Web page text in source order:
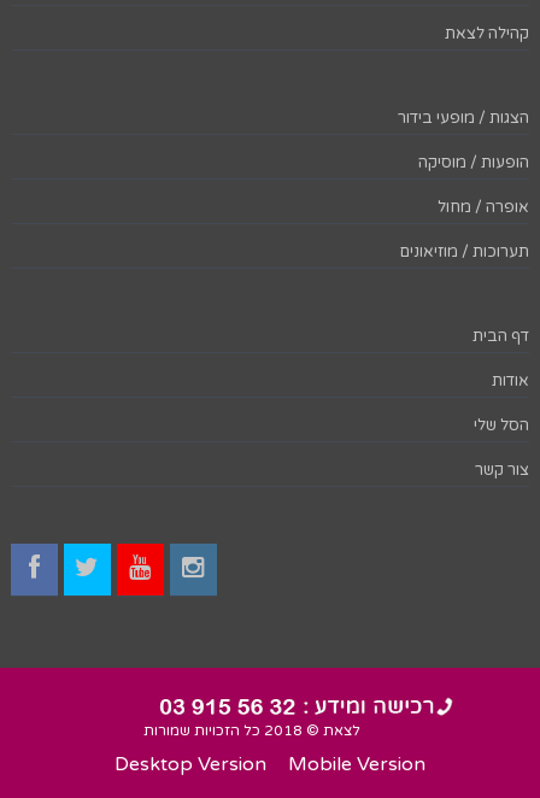
קהילה לצאת
הצגות / מופעי בידור
הופעות / מוסיקה
אופרה / מחול
תערוכות / מוזיאונים
דף הבית
אודות
הסל שלי
צור קשר
לצאת © 2018 כל הזכויות שמורות
Desktop Version Mobile Version